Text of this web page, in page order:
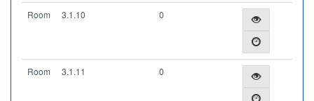
Room 3.1.10 0
Room 3.1.11 0